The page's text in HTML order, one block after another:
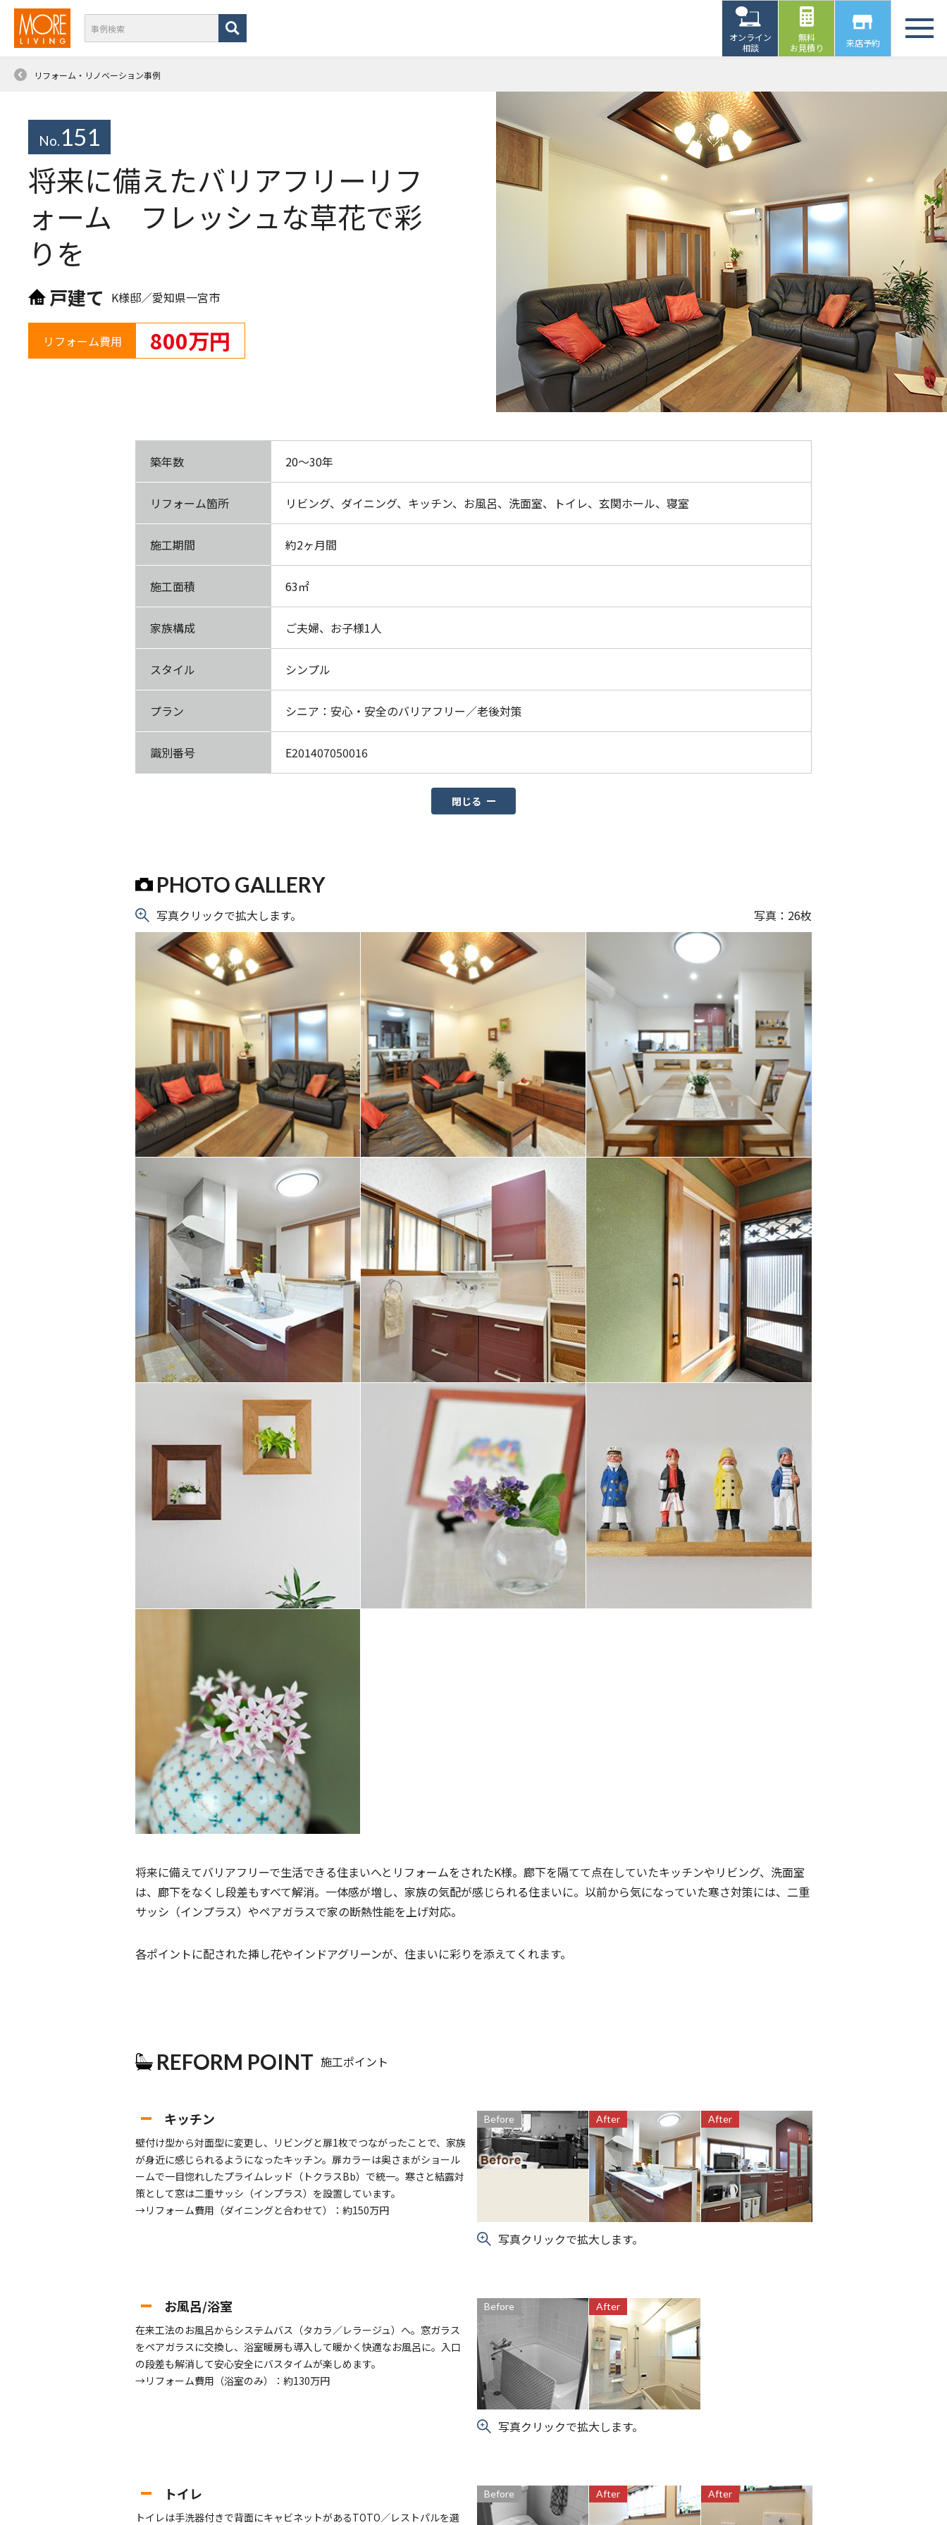
オンライン
相談
無料
お見積り
来店予約
リフォーム・リノベーション事例
No.151
将来に備えたバリアフリーリフ
ォーム フレッシュな草花で彩
りを
戸建て K様邸／愛知県一宮市
リフォーム費用 800万円
築年数 20〜30年
リフォーム箇所 リビング、ダイニング、キッチン、お風呂、洗面室、トイレ、玄関ホール、寝室
施工期間 約2ヶ月間
施工面積 63㎡
家族構成 ご夫婦、お子様1人
スタイル シンプル
プラン シニア：安心・安全のバリアフリー／老後対策
識別番号 E201407050016
閉じる
PHOTO GALLERY
写真クリックで拡大します。 写真： 26枚
将来に備えてバリアフリーで生活できる住まいへとリフォームをされたK様。廊下を隔てて点在していたキッチンやリビング、洗面室
は、廊下をなくし段差もすべて解消。一体感が増し、家族の気配が感じられる住まいに。以前から気になっていた寒さ対策には、二重
サッシ（インプラス）やペアガラスで家の断熱性能を上げ対応。
各ポイントに配された挿し花やインドアグリーンが、住まいに彩りを添えてくれます。
REFORM POINT 施工ポイント
キッチン
壁付け型から対面型に変更し、リビングと扉1枚でつながったことで、家族
が身近に感じられるようになったキッチン。扉カラーは奥さまがショール
ームで一目惚れしたプライムレッド（トクラスBb）で統一。寒さと結露対
策として窓は二重サッシ（インプラス）を設置しています。
→リフォーム費用（ダイニングと合わせて）：約150万円
Before After After
写真クリックで拡大します。
お風呂/浴室
在来工法のお風呂からシステムバス（タカラ／レラージュ）へ。窓ガラス
をペアガラスに交換し、浴室暖房も導入して暖かく快適なお風呂に。入口
の段差も解消して安心安全にバスタイムが楽しめます。
→リフォーム費用（浴室のみ）：約130万円
Before After
写真クリックで拡大します。
トイレ
トイレは手洗器付きで背面にキャビネットがあるTOTO／レストパルを選
Before After After